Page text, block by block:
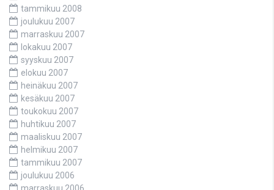
tammikuu 2008
joulukuu 2007
marraskuu 2007
lokakuu 2007
syyskuu 2007
elokuu 2007
heinäkuu 2007
kesäkuu 2007
toukokuu 2007
huhtikuu 2007
maaliskuu 2007
helmikuu 2007
tammikuu 2007
joulukuu 2006
marraskuu 2006